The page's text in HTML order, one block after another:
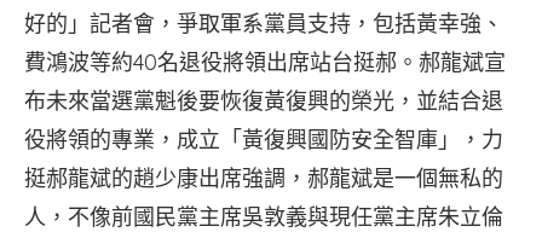
好的」記者會，爭取軍系黨員支持，包括黃幸強、
費鴻波等約40名退役將領出席站台挺郝。郝龍斌宣
布未來當選黨魁後要恢復黃復興的榮光，並結合退
役將領的專業，成立「黃復興國防安全智庫」，力
挺郝龍斌的趙少康出席強調，郝龍斌是一個無私的
人，不像前國民黨主席吳敦義與現任黨主席朱立倫